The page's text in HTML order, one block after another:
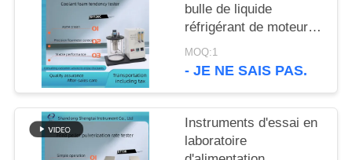
bulle de liquide
réfrigérant de moteur
de l'appareil de
contrôle ASTM D1881
réfrigérant
MOQ:1
- JE NE SAIS PAS.
Instruments d'essai en
laboratoire